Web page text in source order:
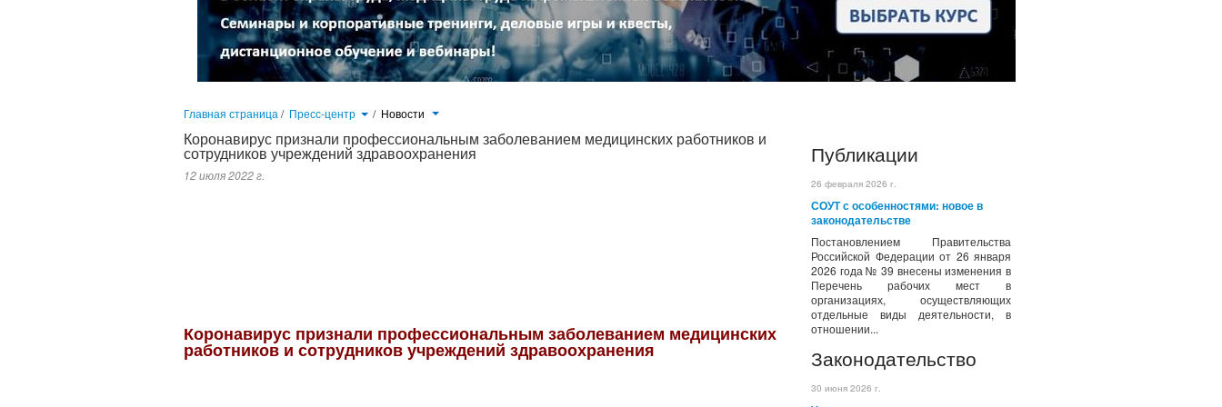
Главная страница / Пресс-центр / Новости
Публикации
26 февраля 2026 г.
СОУТ с особенностями: новое в
законодательстве
Постановлением Правительства
Российской Федерации от 26 января
2026 года № 39 внесены изменения в
Перечень рабочих мест в
организациях, осуществляющих
отдельные виды деятельности, в
отношении...
Законодательство
30 июня 2026 г.
Коронавирус признали профессиональным заболеванием медицинских работников и
сотрудников учреждений здравоохранения
12 июля 2022 г.
Коронавирус признали профессиональным заболеванием медицинских
работников и сотрудников учреждений здравоохранения